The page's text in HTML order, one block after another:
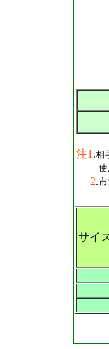
注1 .相
使用
2.市
サイ